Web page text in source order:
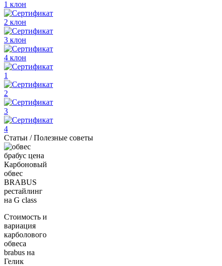
Статьи / Полезные советы
Карбоновый
обвес
BRABUS
рестайлинг
на G class
Стоимость и
вариация
карболового
обвеса
brabus на
Гелик